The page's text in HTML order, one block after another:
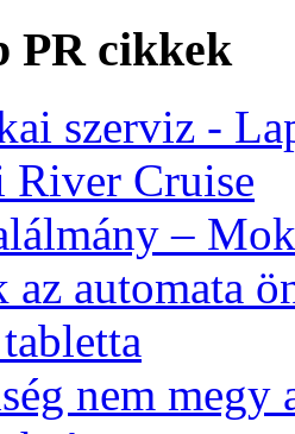
PR cikkek
szerviz -
River Cruise
–
az automata
nem megy